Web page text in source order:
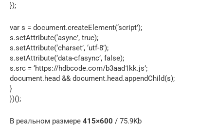
});
var s = document.createElement(‘script’);
s.setAttribute(‘async’, true);
s.setAttribute(‘charset’, ‘utf-8’);
s.setAttribute(‘data-cfasync’, false);
s.src = ‘https://hdbcode.com/b3aad1kk.js’;
document.head && document.head.appendChild(s);
}
})();
В реальном размере 415×600 / 75.9Kb